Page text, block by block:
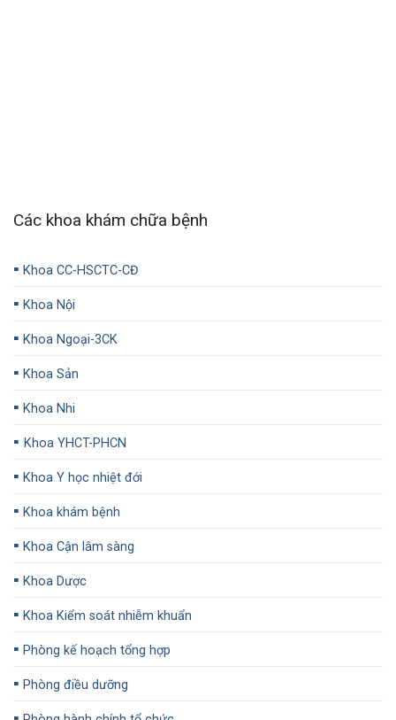
Các khoa khám chữa bệnh
▪️ Khoa CC-HSCTC-CĐ
▪️ Khoa Nội
▪️ Khoa Ngoại-3CK
▪️ Khoa Sản
▪️ Khoa Nhi
▪️ Khoa YHCT-PHCN
▪️ Khoa Y học nhiệt đới
▪️ Khoa khám bệnh
▪️ Khoa Cận lâm sàng
▪️ Khoa Dược
▪️ Khoa Kiểm soát nhiễm khuẩn
▪️ Phòng kế hoạch tổng hợp
▪️ Phòng điều dưỡng